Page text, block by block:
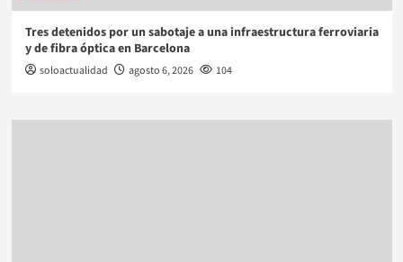
Tres detenidos por un sabotaje a una infraestructura ferroviaria
y de fibra óptica en Barcelona
soloactualidad agosto 6, 2026 104